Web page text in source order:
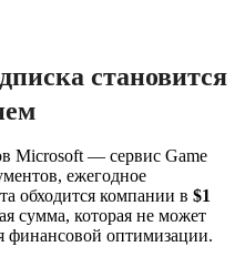
становится
Microsoft — сервис Game
ежегодное
обходится компании в $1
сумма, которая не может
финансовой оптимизации.